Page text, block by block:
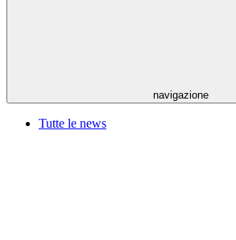
navigazione
Tutte le news